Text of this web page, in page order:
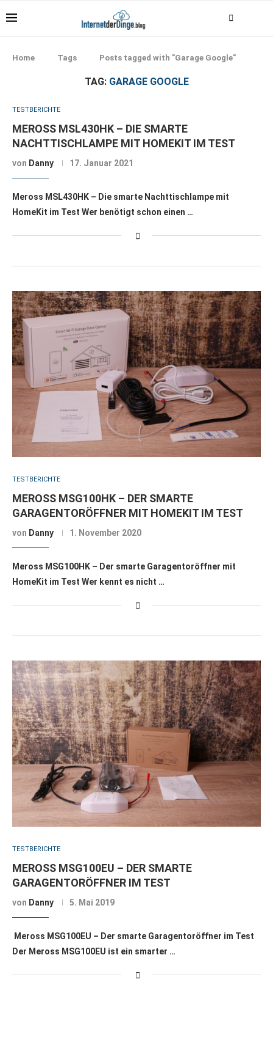
Home Tags Posts tagged with "Garage Google"
TAG: GARAGE GOOGLE
TESTBERICHTE
MEROSS MSL430HK – DIE SMARTE
NACHTTISCHLAMPE MIT HOMEKIT IM TEST
von Danny 17. Januar 2021
Meross MSL430HK – Die smarte Nachttischlampe mit
HomeKit im Test Wer benötigt schon einen …
TESTBERICHTE
MEROSS MSG100HK – DER SMARTE
GARAGENTORÖFFNER MIT HOMEKIT IM TEST
von Danny 1. November 2020
Meross MSG100HK – Der smarte Garagentoröffner mit
HomeKit im Test Wer kennt es nicht …
TESTBERICHTE
MEROSS MSG100EU – DER SMARTE
GARAGENTORÖFFNER IM TEST
von Danny 5. Mai 2019
Meross MSG100EU – Der smarte Garagentoröffner im Test
Der Meross MSG100EU ist ein smarter …